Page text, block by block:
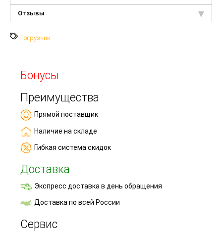
Отзывы
Погрузчик
Бонусы
Преимущества
Прямой поставщик
Наличие на складе
Гибкая система скидок
Доставка
Экспресс доставка в день обращения
Доставка по всей России
Сервис